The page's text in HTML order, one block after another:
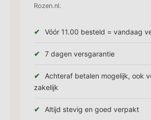
Rozen.nl.
Vóór 11.00 besteld = vandaag
7 dagen versgarantie
Achteraf betalen mogelijk, ook
zakelijk
Altijd stevig en goed verpakt